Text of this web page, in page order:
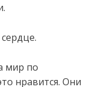
мир по
нравится. Они